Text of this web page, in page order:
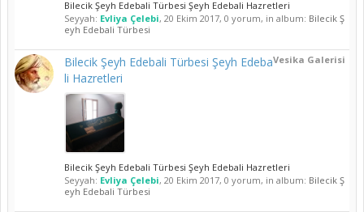
Bilecik Şeyh Edebali Türbesi Şeyh Edebali Hazretleri
Seyyah: Evliya Çelebi, 20 Ekim 2017, 0 yorum, in album: Bilecik Ş
eyh Edebali Türbesi
Vesika Galerisi
Bilecik Şeyh Edebali Türbesi Şeyh Edeba
li Hazretleri
Bilecik Şeyh Edebali Türbesi Şeyh Edebali Hazretleri
Seyyah: Evliya Çelebi, 20 Ekim 2017, 0 yorum, in album: Bilecik Ş
eyh Edebali Türbesi